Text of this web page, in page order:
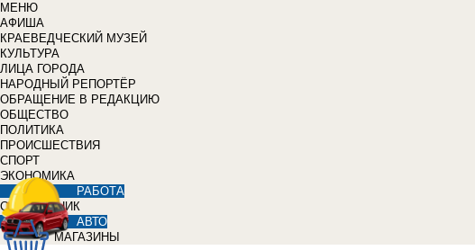
МЕНЮ
АФИША
КРАЕВЕДЧЕСКИЙ МУЗЕЙ
КУЛЬТУРА
ЛИЦА ГОРОДА
НАРОДНЫЙ РЕПОРТЁР
ОБРАЩЕНИЕ В РЕДАКЦИЮ
ОБЩЕСТВО
ПОЛИТИКА
ПРОИСШЕСТВИЯ
СПОРТ
ЭКОНОМИКА
РАБОТА
СПРАВОЧНИК
АВТО
МАГАЗИНЫ